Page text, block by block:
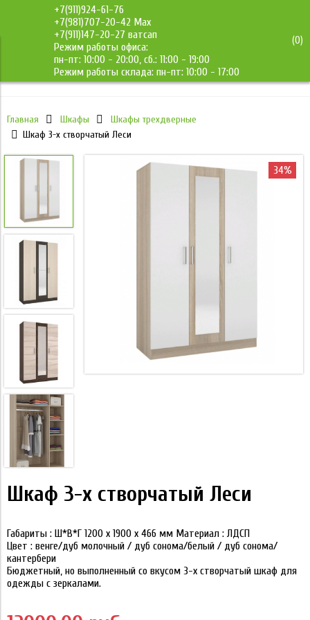
+7(911)924-61-76
+7(981)707-20-42 Max
+7(911)147-20-27 ватсап
Режим работы офиса:
пн-пт: 10:00 - 20:00, сб.: 11:00 - 19:00
Режим работы склада: пн-пт: 10:00 - 17:00
(0)
ДМС-Мебель
Главная Шкафы
Шкафы трехдверные
Шкаф 3-х створчатый Леси
34%
Шкаф 3-х створчатый Леси
Габариты : Ш*В*Г 1200 х 1900 х 466 мм Материал : ЛДСП
Цвет : венге/дуб молочный / дуб сонома/белый / дуб сонома/
кантербери
Бюджетный, но выполненный со вкусом 3-х створчатый шкаф для
одежды с зеркалами.